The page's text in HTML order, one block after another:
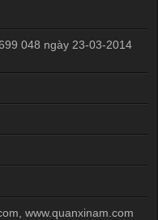
048 ngày 23-03-2014
www.quanxinam.com